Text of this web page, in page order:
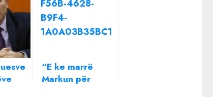
“E ke marrë
Markun për